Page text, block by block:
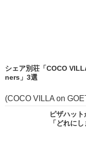
シェア別荘「COCO
ners」3選
(COCO VILLA on
ピザハッ
「どれに